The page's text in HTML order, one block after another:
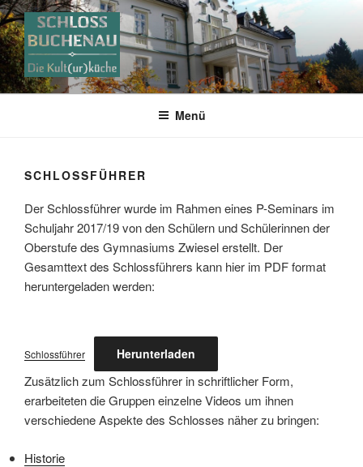
Zum
Inhalt
springen
FÖRDERKREIS SCHLOSS
BUCHENAU E.V.
Menü
SCHLOSSFÜHRER
Der Schlossführer wurde im Rahmen eines P-Seminars im
Schuljahr 2017/19 von den Schülern und Schülerinnen der
Oberstufe des Gymnasiums Zwiesel erstellt. Der
Gesamttext des Schlossführers kann hier im PDF format
heruntergeladen werden:
Schlossführer Herunterladen
Zusätzlich zum Schlossführer in schriftlicher Form,
erarbeiteten die Gruppen einzelne Videos um ihnen
verschiedene Aspekte des Schlosses näher zu bringen:
Historie